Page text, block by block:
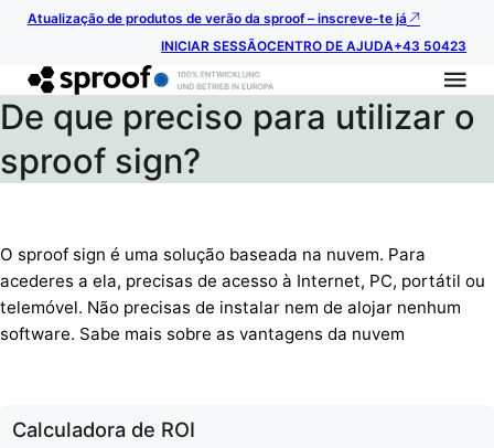
Atualização de produtos de verão da sproof – inscreve-te já
INICIAR SESSÃOCENTRO DE AJUDA+43 50423
De que preciso para utilizar o
sproof sign?
O sproof sign é uma solução baseada na nuvem. Para
acederes a ela, precisas de acesso à Internet, PC, portátil ou
telemóvel. Não precisas de instalar nem de alojar nenhum
software. Sabe mais sobre as vantagens da nuvem
Calculadora de ROI